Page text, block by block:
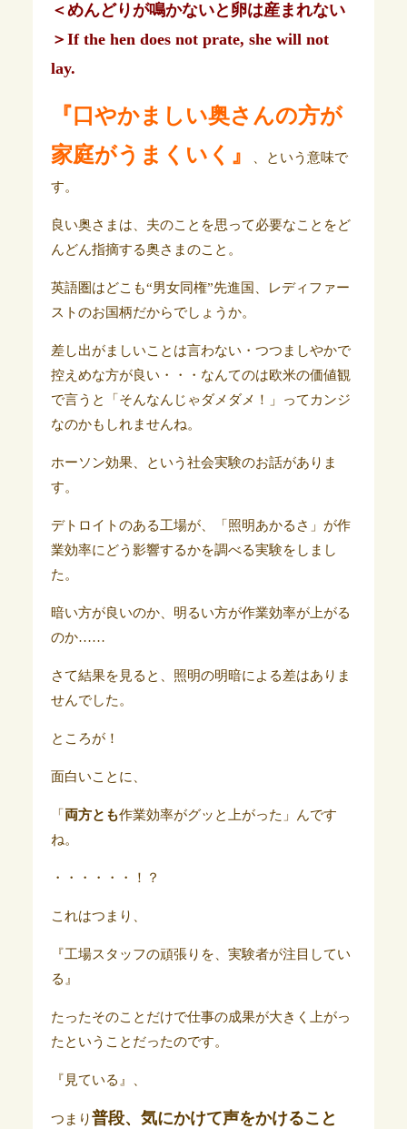
＜めんどりが鳴かないと卵は産まれない
＞If the hen does not prate, she will not
lay.
『口やかましい奥さんの方が
家庭がうまくいく』
、という意味で
す。
良い奥さまは、夫のことを思って必要なことをど
んどん指摘する奥さまのこと。
英語圏はどこも“男女同権”先進国、レディファー
ストのお国柄だからでしょうか。
差し出がましいことは言わない・つつましやかで
控えめな方が良い・・・なんてのは欧米の価値観
で言うと「そんなんじゃダメダメ！」ってカンジ
なのかもしれませんね。
ホーソン効果、という社会実験のお話がありま
す。
デトロイトのある工場が、「照明あかるさ」が作
業効率にどう影響するかを調べる実験をしまし
た。
暗い方が良いのか、明るい方が作業効率が上がる
のか……
さて結果を見ると、照明の明暗による差はありま
せんでした。
ところが！
面白いことに、
「 両方とも作業効率がグッと上がった」んです
ね。
・・・・・・！？
これはつまり、
『工場スタッフの頑張りを、実験者が注目してい
る』
たったそのことだけで仕事の成果が大きく上がっ
たということだったのです。
『見ている』、
つまり普段、気にかけて声をかけること